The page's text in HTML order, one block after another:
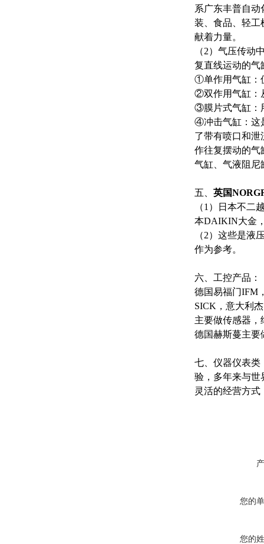
系广东丰普自动
装、食品、轻工
献着力量。
（2）气压传动
复直线运动的气
①单作用气缸：
②双作用气缸：
③膜片式气缸：
④冲击气缸：这
了带有喷口和
作往复摆动的气
气缸、气液阻尼
五、 英国
（1）日本不二
本DAIKIN大金
（2）这些是液
作为参考。
六、工控产品：
德国易福门IFM
SICK，意大利
主要做传感器，
德国赫斯蔓主要
七、仪器仪表类
验，多年来与世
灵活的经营方
您的
您的